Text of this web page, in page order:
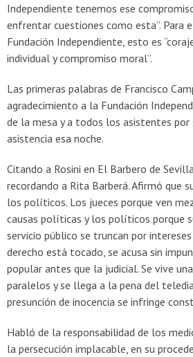
Independiente tenemos ese
enfrentar cuestiones como esta”. Para
Fundación Independiente, esto es
individual y compromiso moral”.
Las primeras palabras de Francisco
agradecimiento a la Fundación
de la mesa y a todos los asistentes por
asistencia esa noche.
Citando a Rosini en El Barbero de
recordando a Rita Barberá. Afirmó que
los políticos. Los jueces porque ven
causas políticas y los políticos porque
servicio público se truncan por
derecho está tocado, se acusa sin
popular antes que la judicial. Se vive
paralelos y se llega a la pena del
presunción de inocencia se infringe
Habló de la responsabilidad de los
la persecución implacable, en su